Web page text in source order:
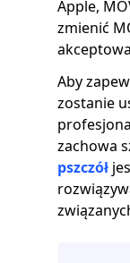
Apple,
zmienić
Aby
zostanie
zachowa
pszczół